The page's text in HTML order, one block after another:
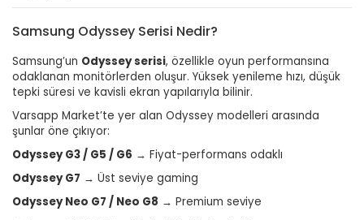
Samsung Odyssey Serisi Nedir?
Samsung’un Odyssey serisi, özellikle oyun performansına
odaklanan monitörlerden oluşur. Yüksek yenileme hızı, düşük
tepki süresi ve kavisli ekran yapılarıyla bilinir.
Varsapp Market’te yer alan Odyssey modelleri arasında
şunlar öne çıkıyor:
Odyssey G3 / G5 / G6 → Fiyat-performans odaklı
Odyssey G7 → Üst seviye gaming
Odyssey Neo G7 / Neo G8 → Premium seviye